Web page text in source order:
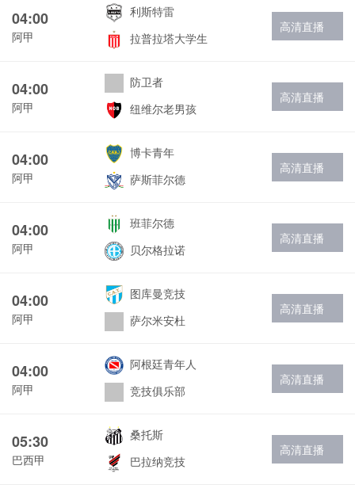
04:00
阿甲
利斯特雷
拉普拉塔大学生
高清直播
04:00
阿甲
防卫者
纽维尔老男孩
高清直播
04:00
阿甲
博卡青年
萨斯菲尔德
高清直播
04:00
阿甲
班菲尔德
贝尔格拉诺
高清直播
04:00
阿甲
图库曼竞技
萨尔米安杜
高清直播
04:00
阿甲
阿根廷青年人
竞技俱乐部
高清直播
05:30
巴西甲
桑托斯
巴拉纳竞技
高清直播